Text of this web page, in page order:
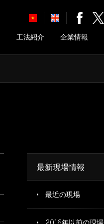
工法紹介 企業情報
最新現場情報
最近の現場